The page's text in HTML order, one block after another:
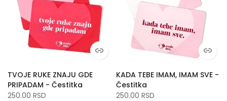
TVOJE RUKE ZNAJU GDE
PRIPADAM - Čestitka
250.00 RSD
KADA TEBE IMAM, IMAM SVE -
Čestitka
250.00 RSD